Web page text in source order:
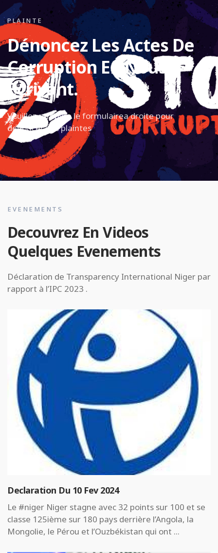
PLAINTE
Dénoncez Les Actes De
Corruption En Nous
Écrivant.
Veuillez remplire le formulairea droite pour
denoncer vos plaintes
EVENEMENTS
Decouvrez En Videos
Quelques Evenements
Déclaration de Transparency International Niger par
rapport à l’IPC 2023 .
Declaration Du 10 Fev 2024
Le #niger Niger stagne avec 32 points sur 100 et se
classe 125ième sur 180 pays derrière l’Angola, la
Mongolie, le Pérou et l’Ouzbékistan qui ont ...